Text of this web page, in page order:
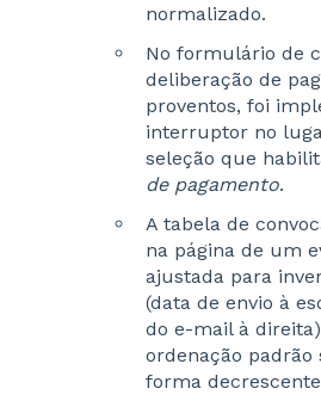
normalizado.
No formulário de
deliberação de
proventos, foi
interruptor no
seleção que
de pagamento.
A tabela de
na página de um
ajustada para
(data de envio à
do e-mail à
ordenação padrão
forma